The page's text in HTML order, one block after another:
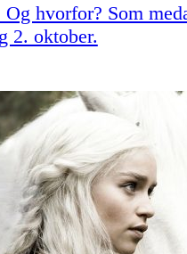
hvorfor? Som
2. oktober.